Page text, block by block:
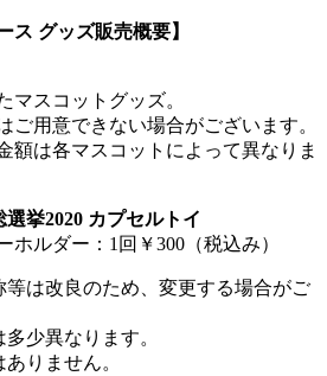
ス グッズ販売概要】
マスコットグッズ。
用意できない場合がございます。
額は各マスコットによって異なりま
挙2020 カプセルトイ
ホルダー：1回￥300（税込み）
は改良のため、変更する場合がご
少異なります。
りません。